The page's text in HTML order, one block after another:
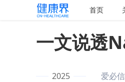
首页
一文说透
2025 爱必